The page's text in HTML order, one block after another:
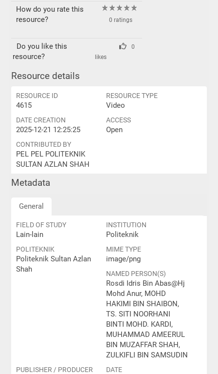
How do you rate this
resource?
0 ratings
Do you like this
resource?
0
likes
Resource details
RESOURCE ID
4615
RESOURCE TYPE
Video
DATE CREATION
2025-12-21 12:25:25
ACCESS
Open
CONTRIBUTED BY
PEL PEL POLITEKNIK
SULTAN AZLAN SHAH
Metadata
General
FIELD OF STUDY
Lain-lain
INSTITUTION
Politeknik
POLITEKNIK
Politeknik Sultan Azlan
Shah
MIME TYPE
image/png
NAMED PERSON(S)
Rosdi Idris Bin Abas@Hj
Mohd Anur, MOHD
HAKIMI BIN SHAIBON,
TS. SITI NOORHANI
BINTI MOHD. KARDI,
MUHAMMAD AMEERUL
BIN MUZAFFAR SHAH,
ZULKIFLI BIN SAMSUDIN
PUBLISHER / PRODUCER DATE